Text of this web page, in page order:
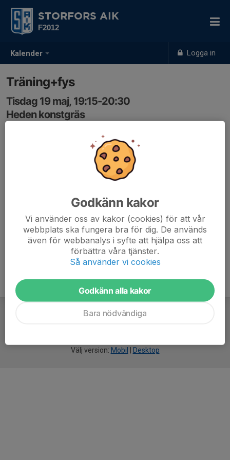
Kalender Logga in
STORFORS AIK
F2012
Träning+fys
Tisdag 19 maj, 19:15-20:30
Heden konstgräs
Välj version: Mobil Desktop
Godkänn kakor
Vi använder oss av kakor (cookies) för att vår
webbplats ska fungera bra för dig. De används
även för webbanalys i syfte att hjälpa oss att
förbättra våra tjänster.
Så använder vi cookies
Godkänn alla kakor
Bara nödvändiga